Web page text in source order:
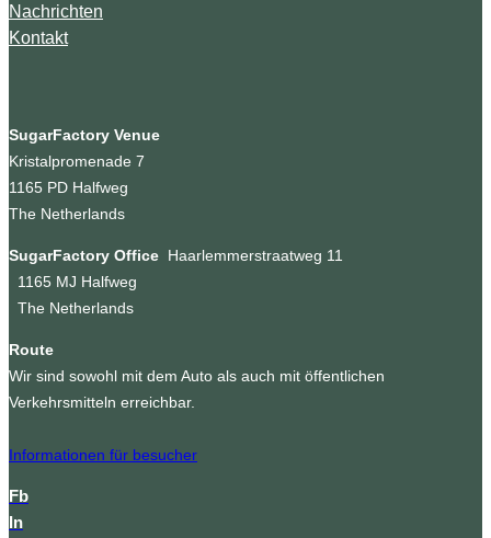
Nachrichten
Kontakt
SugarFactory Venue
Kristalpromenade 7
1165 PD Halfweg
The Netherlands
SugarFactory Office Haarlemmerstraatweg 11
1165 MJ Halfweg
The Netherlands
Route
Wir sind sowohl mit dem Auto als auch mit öffentlichen
Verkehrsmitteln erreichbar.
Informationen für besucher
Fb
In